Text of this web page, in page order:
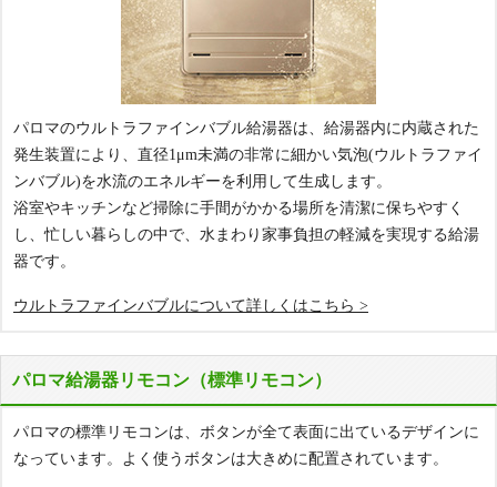
円(税込)
壁掛設置 ふろ給湯器リモコンセット
ふろ給湯器
エコジョーズ
工事費込み価格
168,584円(税込)
はこちら
パロマのウルトラファインバブル給湯器は、給湯器内に内蔵された
発生装置により、直径1μm未満の非常に細かい気泡(ウルトラファイ
ンバブル)を水流のエネルギーを利用して生成します。
浴室やキッチンなど掃除に手間がかかる場所を清潔に保ちやすく
し、忙しい暮らしの中で、水まわり家事負担の軽減を実現する給湯
器です。
ウルトラファインバブルについて詳しくはこちら >
パロマ給湯器リモコン（標準リモコン）
パロマの標準リモコンは、ボタンが全て表面に出ているデザインに
なっています。よく使うボタンは大きめに配置されています。